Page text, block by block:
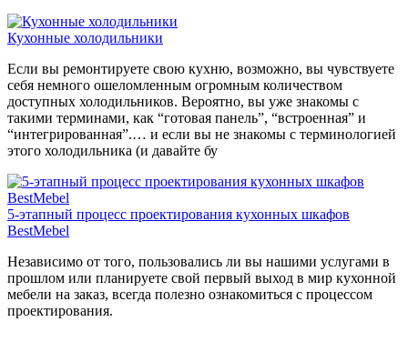
Кухонные холодильники
Если вы ремонтируете свою кухню, возможно, вы чувствуете
себя немного ошеломленным огромным количеством
доступных холодильников. Вероятно, вы уже знакомы с
такими терминами, как “готовая панель”, “встроенная” и
“интегрированная”.… и если вы не знакомы с терминологией
этого холодильника (и давайте бу
5-этапный процесс проектирования кухонных шкафов
BestMebel
Независимо от того, пользовались ли вы нашими услугами в
прошлом или планируете свой первый выход в мир кухонной
мебели на заказ, всегда полезно ознакомиться с процессом
проектирования.